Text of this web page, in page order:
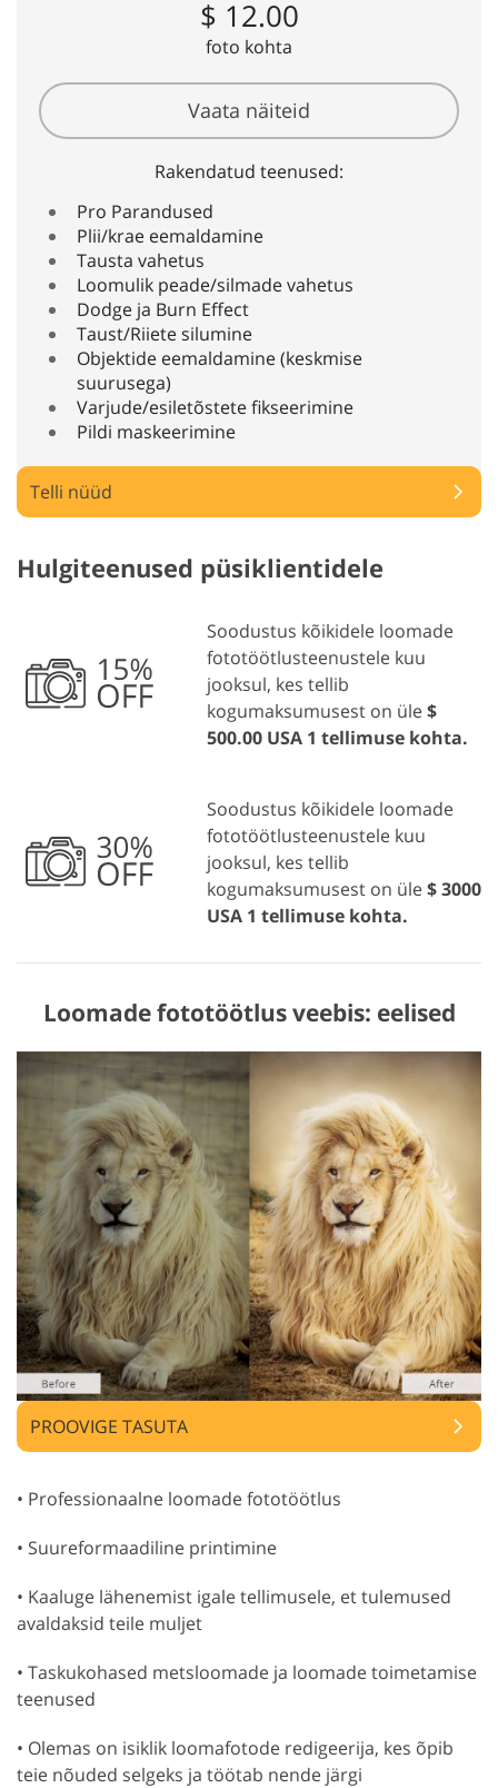
$ 12.00
foto kohta
Vaata näiteid
Rakendatud teenused:
Pro Parandused
Plii/krae eemaldamine
Tausta vahetus
Loomulik peade/silmade vahetus
Dodge ja Burn Effect
Taust/Riiete silumine
Objektide eemaldamine (keskmise
suurusega)
Varjude/esiletõstete fikseerimine
Pildi maskeerimine
Telli nüüd
Hulgiteenused püsiklientidele
Soodustus kõikidele loomade
fototöötlusteenustele kuu
jooksul, kes tellib
kogumaksumusest on üle$
500.00 USA 1 tellimuse kohta.
Soodustus kõikidele loomade
fototöötlusteenustele kuu
jooksul, kes tellib
kogumaksumusest on üle$ 3000
USA 1 tellimuse kohta.
Loomade fototöötlus veebis: eelised
PROOVIGE TASUTA
• Professionaalne loomade fototöötlus
• Suureformaadiline printimine
• Kaaluge lähenemist igale tellimusele, et tulemused
avaldaksid teile muljet
• Taskukohased metsloomade ja loomade toimetamise
teenused
• Olemas on isiklik loomafotode redigeerija, kes õpib
teie nõuded selgeks ja töötab nende järgi